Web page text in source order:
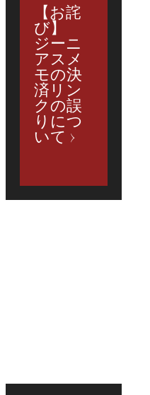
【お詫
び】
ジーニ
アスメ
モの決
済リン
クの誤
りにつ
いて